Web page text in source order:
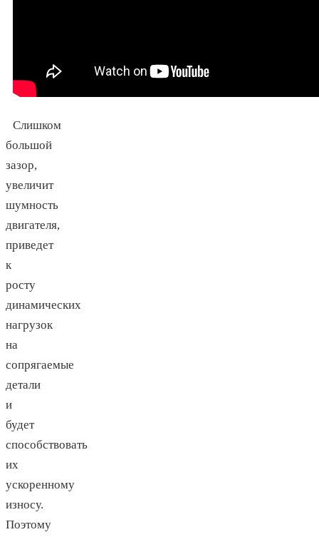
Слишком
большой
зазор,
увеличит
шумность
двигателя,
приведет
к
росту
динамических
нагрузок
на
сопрягаемые
детали
и
будет
способствовать
их
ускоренному
износу.
Поэтому